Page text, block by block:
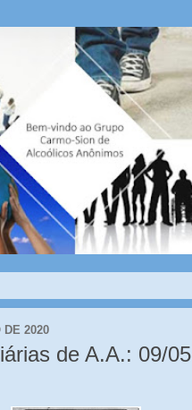
DE 2020
de A.A.: 09/05